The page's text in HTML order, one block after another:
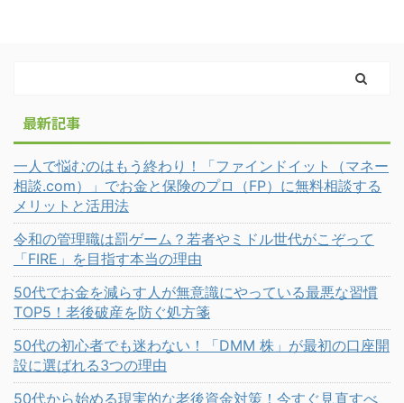
最新記事
一人で悩むのはもう終わり！「ファインドイット（マネー
相談.com）」でお金と保険のプロ（FP）に無料相談する
メリットと活用法
令和の管理職は罰ゲーム？若者やミドル世代がこぞって
「FIRE」を目指す本当の理由
50代でお金を減らす人が無意識にやっている最悪な習慣
TOP5！老後破産を防ぐ処方箋
50代の初心者でも迷わない！「DMM 株」が最初の口座開
設に選ばれる3つの理由
50代から始める現実的な老後資金対策！今すぐ見直すべ